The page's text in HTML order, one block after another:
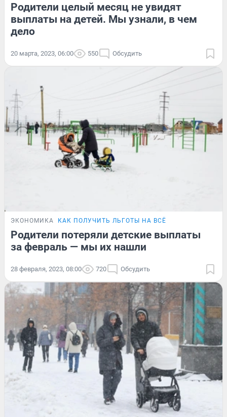
Родители целый месяц не увидят
выплаты на детей. Мы узнали, в чем
дело
20 марта, 2023, 06:00 550 Обсудить
ЭКОНОМИКА КАК ПОЛУЧИТЬ ЛЬГОТЫ НА ВСЁ
Родители потеряли детские выплаты
за февраль — мы их нашли
28 февраля, 2023, 08:00 720 Обсудить